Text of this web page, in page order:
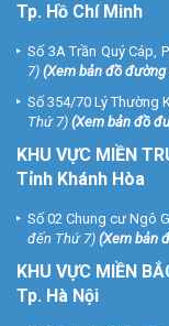
Tp. Hồ Chí Minh
Số 3A Trần Quý Cáp,
7) (Xem bản đồ đường
Số 354/70 Lý Thường
Thứ 7) (Xem bản đồ
KHU VỰC MIỀN
Tỉnh Khánh Hòa
Số 02 Chung cư Ngô
đến Thứ 7) (Xem bản
KHU VỰC MIỀN
Tp. Hà Nội